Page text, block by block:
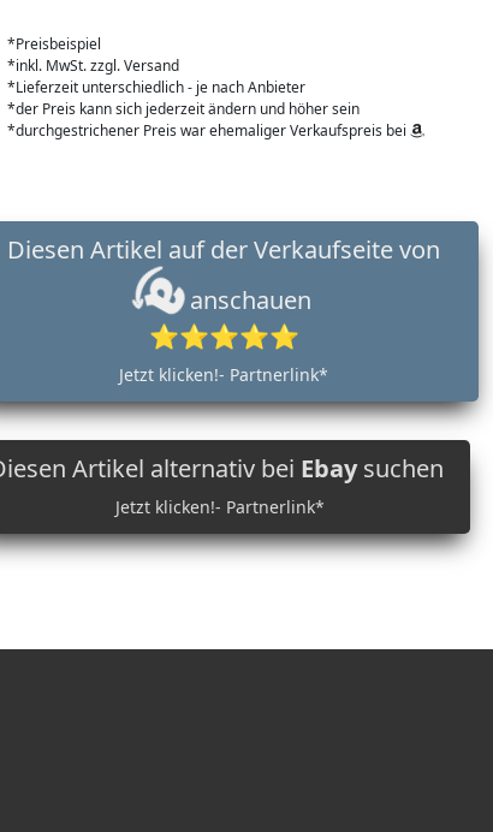
*Preisbeispiel
*inkl. MwSt. zzgl. Versand
*Lieferzeit unterschiedlich - je nach Anbieter
*der Preis kann sich jederzeit ändern und höher sein
*durchgestrichener Preis war ehemaliger Verkaufspreis bei
anschauen
⭐⭐⭐⭐⭐
Jetzt klicken!- Partnerlink*
Artikel alternativ bei Ebaysuchen
Jetzt klicken!- Partnerlink*